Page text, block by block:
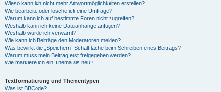
Wieso kann ich nicht mehr Antwortmöglichkeiten erstellen?
Wie bearbeite oder lösche ich eine Umfrage?
Warum kann ich auf bestimmte Foren nicht zugreifen?
Weshalb kann ich keine Dateianhänge anfügen?
Weshalb wurde ich verwarnt?
Wie kann ich Beiträge den Moderatoren melden?
Was bewirkt die „Speichern“-Schaltfläche beim Schreiben eines Beitrags?
Warum muss mein Beitrag erst freigegeben werden?
Wie markiere ich ein Thema als neu?
Textformatierung und Thementypen
Was ist BBCode?